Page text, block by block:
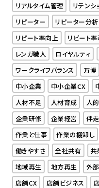
リアルタイム管理
リテンシ
リピーター
リピーター分析
リピート率向上
リピート
レンガ職人
ロイヤルティ
ワークライフバランス
万博
中小企業
中小企業CX
人材不足
人材育成 人
企業研修
企業経営 伴
作業と仕事
作業の棚卸し
働きやすさ
全社共有 共
地域再生
地方再生 外
店舗CX
店舗ビジネス